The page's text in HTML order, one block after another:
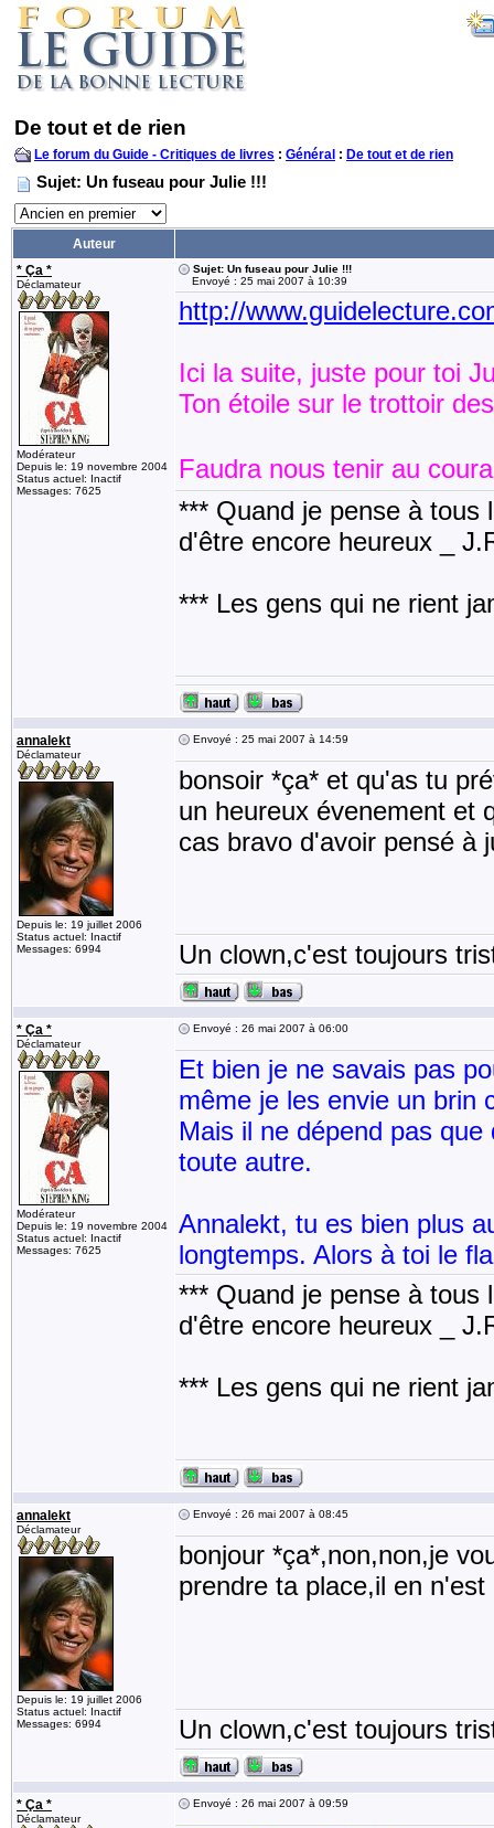
De tout et de rien
Le forum du Guide - Critiques de livres : Général : De tout et de rien
Sujet: Un fuseau pour Julie !!!
Auteur
* Ça *
Déclamateur
Modérateur
Depuis le: 19 novembre 2004
Status actuel: Inactif
Messages: 7625
Sujet: Un fuseau pour Julie !!!
Envoyé : 25 mai 2007 à 10:39
http://
Ici la suite, juste pour toi
Ton étoile sur le trottoir
Faudra nous tenir au
*** Quand je pense à tous
d'être encore heureux _
*** Les gens qui ne rient
annalekt
Déclamateur
Depuis le: 19 juillet 2006
Status actuel: Inactif
Messages: 6994
Envoyé : 25 mai 2007 à 14:59
bonsoir *ça* et qu'as tu
un heureux évenement et
cas bravo d'avoir pensé à
Un clown,c'est toujours
* Ça *
Déclamateur
Modérateur
Depuis le: 19 novembre 2004
Status actuel: Inactif
Messages: 7625
Envoyé : 26 mai 2007 à 06:00
Et bien je ne savais pas
même je les envie un brin
Mais il ne dépend pas
toute autre.
Annalekt, tu es bien plus
longtemps. Alors à toi le
*** Quand je pense à tous
d'être encore heureux _
*** Les gens qui ne rient
annalekt
Déclamateur
Depuis le: 19 juillet 2006
Status actuel: Inactif
Messages: 6994
Envoyé : 26 mai 2007 à 08:45
bonjour *ça*,non,non,je
prendre ta place,il en
Un clown,c'est toujours
* Ça *
Déclamateur
Envoyé : 26 mai 2007 à 09:59